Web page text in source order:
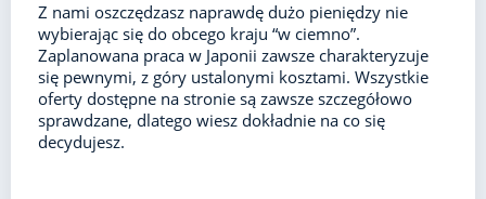
Z nami oszczędzasz naprawdę dużo pieniędzy nie
wybierając się do obcego kraju “w ciemno”.
Zaplanowana praca w Japonii zawsze charakteryzuje
się pewnymi, z góry ustalonymi kosztami. Wszystkie
oferty dostępne na stronie są zawsze szczegółowo
sprawdzane, dlatego wiesz dokładnie na co się
decydujesz.